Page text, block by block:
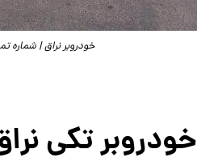
خودروبر نراق | شماره تماس
خودروبر تکی